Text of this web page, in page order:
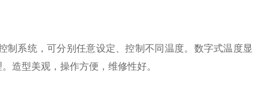
制系统，可分别任意设定、控制不同温度。数字式温度显
造型美观，操作方便，维修性好。